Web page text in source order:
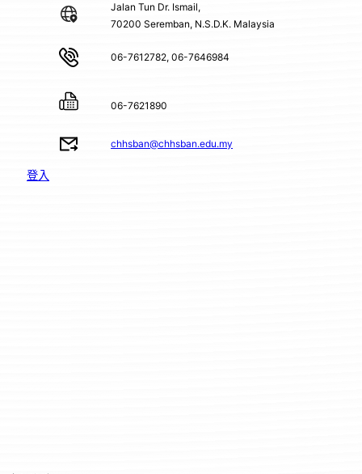
Jalan Tun Dr. Ismail,
70200 Seremban, N.S.D.K. Malaysia
06-7612782, 06-7646984
06-7621890
chhsban@chhsban.edu.my
登入